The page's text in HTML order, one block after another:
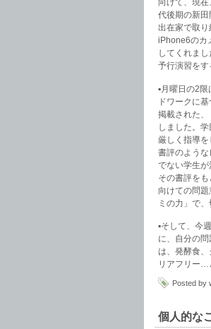
向けて、現
代後期の新
出在家で取り
iPhone6のカ
してくれま
予行演習をす
▪︎月曜日の2
ドワークに
掲載された
しました。
厳しく指導
書評のよう
でない学生が
その書評を
向けての問
ミの力」で
▪︎そして、今
に、自分の
は、発酵食
リアフリー…
Posted by
個人的な